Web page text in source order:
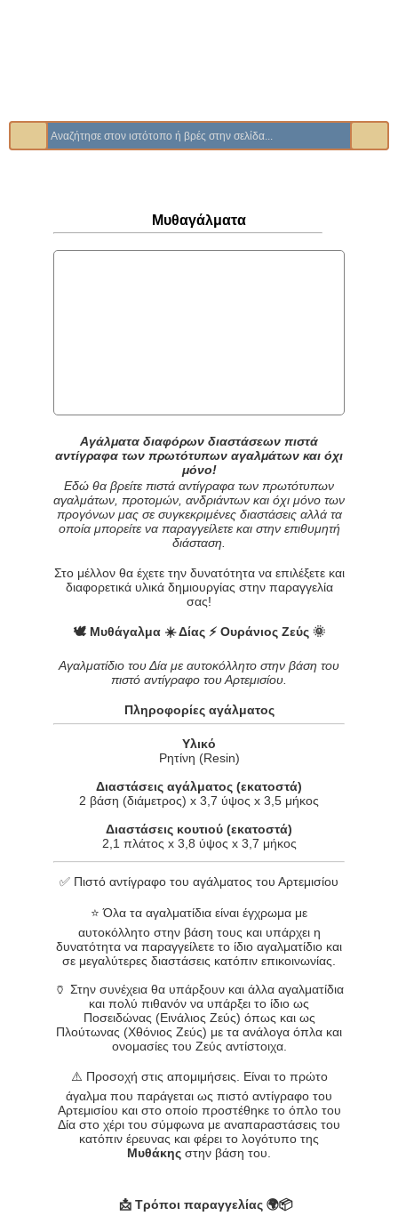
Μυθαγάλματα
Αγάλματα διαφόρων διαστάσεων πιστά
αντίγραφα των πρωτότυπων αγαλμάτων και όχι
μόνο!
Εδώ θα βρείτε πιστά αντίγραφα των πρωτότυπων
αγαλμάτων, προτομών, ανδριάντων και όχι μόνο των
προγόνων μας σε συγκεκριμένες διαστάσεις αλλά τα
οποία μπορείτε να παραγγείλετε και στην επιθυμητή
διάσταση.
Στο μέλλον θα έχετε την δυνατότητα να επιλέξετε και
διαφορετικά υλικά δημιουργίας στην παραγγελία
σας!
🕊 Μυθάγαλμα ☀️ Δίας ⚡️ Ουράνιος Ζεύς 🌞
Αγαλματίδιο του Δία με αυτοκόλλητο στην βάση του
πιστό αντίγραφο του Αρτεμισίου.
Πληροφορίες αγάλματος
Υλικό
Ρητίνη (Resin)
Διαστάσεις αγάλματος (εκατοστά)
2 βάση (διάμετρος) x 3,7 ύψος x 3,5 μήκος
Διαστάσεις κουτιού (εκατοστά)
2,1 πλάτος x 3,8 ύψος x 3,7 μήκος
✅ Πιστό αντίγραφο του αγάλματος του Αρτεμισίου
⭐️ Όλα τα αγαλματίδια είναι έγχρωμα με
αυτοκόλλητο στην βάση τους και υπάρχει η
δυνατότητα να παραγγείλετε το ίδιο αγαλματίδιο και
σε μεγαλύτερες διαστάσεις κατόπιν επικοινωνίας.
🏺 Στην συνέχεια θα υπάρξουν και άλλα αγαλματίδια
και πολύ πιθανόν να υπάρξει το ίδιο ως
Ποσειδώνας (Εινάλιος Ζεύς) όπως και ως
Πλούτωνας (Χθόνιος Ζεύς) με τα ανάλογα όπλα και
ονομασίες του Ζεύς αντίστοιχα.
⚠️ Προσοχή στις απομιμήσεις. Είναι το πρώτο
άγαλμα που παράγεται ως πιστό αντίγραφο του
Αρτεμισίου και στο οποίο προστέθηκε το όπλο του
Δία στο χέρι του σύμφωνα με αναπαραστάσεις του
κατόπιν έρευνας και φέρει το λογότυπο της
Μυθάκης στην βάση του.
📩 Τρόποι παραγγελίας 🌍📦